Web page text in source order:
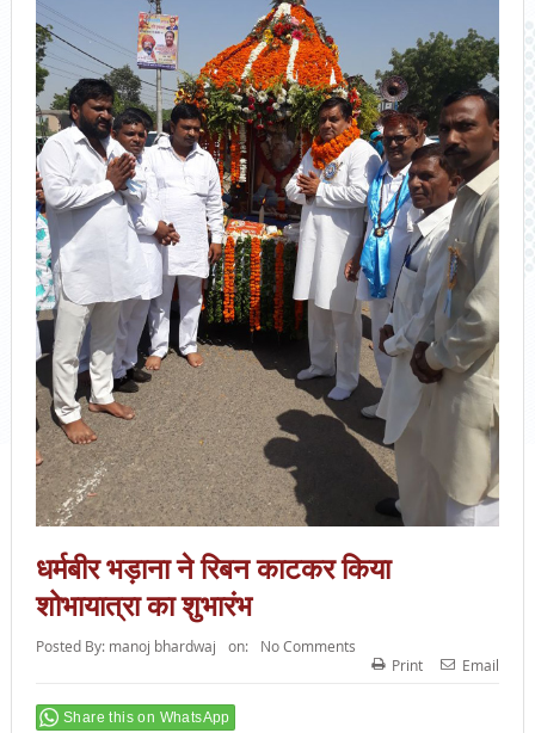
धर्मबीर भड़ाना ने रिबन काटकर किया
शोभायात्रा का शुभारंभ
Posted By: manoj bhardwaj on:
No Comments
Print
Email
Share this on WhatsApp